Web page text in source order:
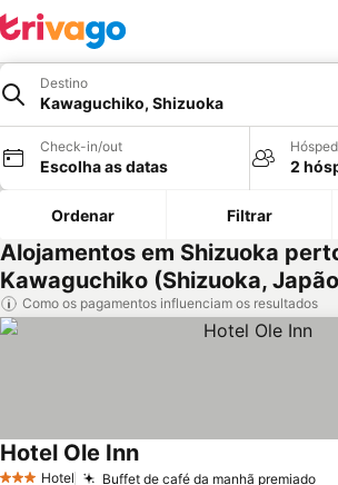
Destino
Kawaguchiko, Shizuoka
Check-in/out
Escolha as datas 2
Ordenar Filtrar
Alojamentos em Shizuoka
Kawaguchiko (Shizuoka,
Como os pagamentos influenciam os resultados
Hotel Buffet de café da manhã premiado
Hotel Ole Inn